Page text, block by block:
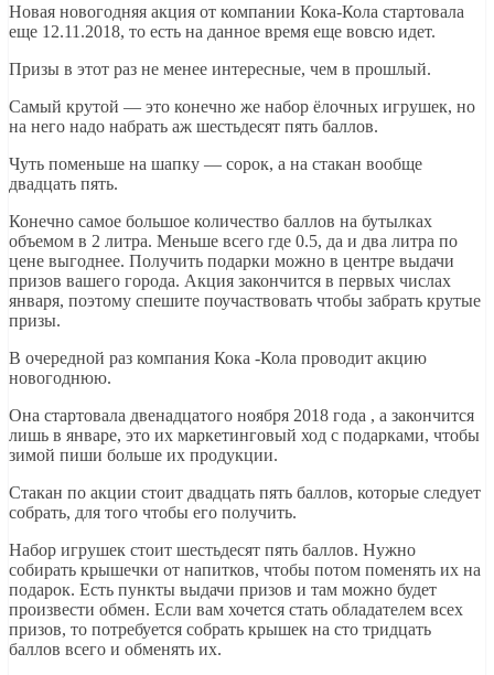
Новая новогодняя акция от компании Кока-Кола стартовала
еще 12.11.2018, то есть на данное время еще вовсю идет.
Призы в этот раз не менее интересные, чем в прошлый.
Самый крутой — это конечно же набор ёлочных игрушек, но
на него надо набрать аж шестьдесят пять баллов.
Чуть поменьше на шапку — сорок, а на стакан вообще
двадцать пять.
Конечно самое большое количество баллов на бутылках
объемом в 2 литра. Меньше всего где 0.5, да и два литра по
цене выгоднее. Получить подарки можно в центре выдачи
призов вашего города. Акция закончится в первых числах
января, поэтому спешите поучаствовать чтобы забрать крутые
призы.
В очередной раз компания Кока -Кола проводит акцию
новогоднюю.
Она стартовала двенадцатого ноября 2018 года , а закончится
лишь в январе, это их маркетинговый ход с подарками, чтобы
зимой пиши больше их продукции.
Стакан по акции стоит двадцать пять баллов, которые следует
собрать, для того чтобы его получить.
Набор игрушек стоит шестьдесят пять баллов. Нужно
собирать крышечки от напитков, чтобы потом поменять их на
подарок. Есть пункты выдачи призов и там можно будет
произвести обмен. Если вам хочется стать обладателем всех
призов, то потребуется собрать крышек на сто тридцать
баллов всего и обменять их.